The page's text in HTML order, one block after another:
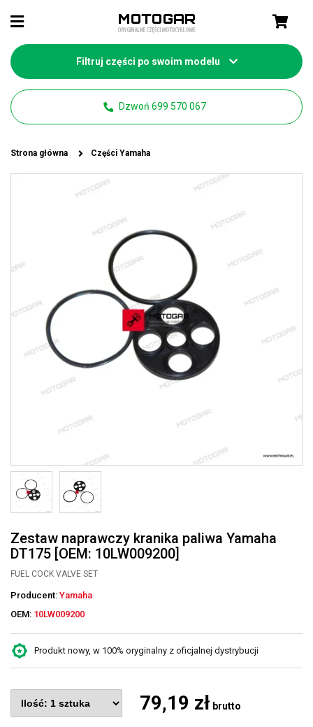
Filtruj części po swoim modelu
Dzwoń 699 570 067
Strona główna Części Yamaha
Zestaw naprawczy kranika paliwa Yamaha
DT175 [OEM: 10LW009200]
FUEL COCK VALVE SET
Producent: Yamaha
OEM: 10LW009200
Produkt nowy, w 100% oryginalny z oficjalnej dystrybucji
79,19 zł brutto